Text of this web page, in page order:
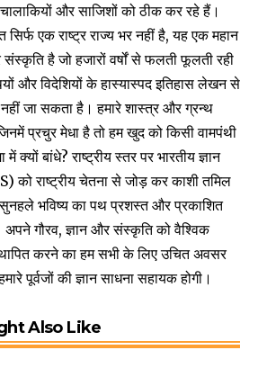
और साजिशों को ठीक कर रहे हैं।
सिर्फ एक राष्ट्र राज्य भर नहीं है, यह एक महान
है जो हजारों वर्षों से फलती फूलती रही
और विदेशियों के हास्यास्पद इतिहास लेखन से
नहीं जा सकता है। हमारे शास्त्र और ग्रन्थ
प्रचुर मेधा है तो हम खुद को किसी वामपंथी
में क्यों बांधे? राष्ट्रीय स्तर पर भारतीय ज्ञान
को राष्ट्रीय चेतना से जोड़ कर काशी तमिल
भविष्य का पथ प्रशस्त और प्रकाशित
अपने गौरव, ज्ञान और संस्कृति को वैश्विक
करने का हम सभी के लिए उचित अवसर
पूर्वजों की ज्ञान साधना सहायक होगी।
Also Like